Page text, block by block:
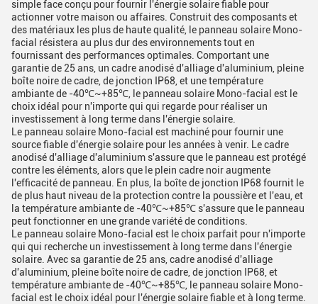
simple face conçu pour fournir l'énergie solaire fiable pour
actionner votre maison ou affaires. Construit des composants et
des matériaux les plus de haute qualité, le panneau solaire Mono-
facial résistera au plus dur des environnements tout en
fournissant des performances optimales. Comportant une
garantie de 25 ans, un cadre anodisé d'alliage d'aluminium, pleine
boîte noire de cadre, de jonction IP68, et une température
ambiante de -40℃~+85℃, le panneau solaire Mono-facial est le
choix idéal pour n'importe qui qui regarde pour réaliser un
investissement à long terme dans l'énergie solaire.
Le panneau solaire Mono-facial est machiné pour fournir une
source fiable d'énergie solaire pour les années à venir. Le cadre
anodisé d'alliage d'aluminium s'assure que le panneau est protégé
contre les éléments, alors que le plein cadre noir augmente
l'efficacité de panneau. En plus, la boîte de jonction IP68 fournit le
de plus haut niveau de la protection contre la poussière et l'eau, et
la température ambiante de -40℃~+85℃ s'assure que le panneau
peut fonctionner en une grande variété de conditions.
Le panneau solaire Mono-facial est le choix parfait pour n'importe
qui qui recherche un investissement à long terme dans l'énergie
solaire. Avec sa garantie de 25 ans, cadre anodisé d'alliage
d'aluminium, pleine boîte noire de cadre, de jonction IP68, et
température ambiante de -40℃~+85℃, le panneau solaire Mono-
facial est le choix idéal pour l'énergie solaire fiable et à long terme.